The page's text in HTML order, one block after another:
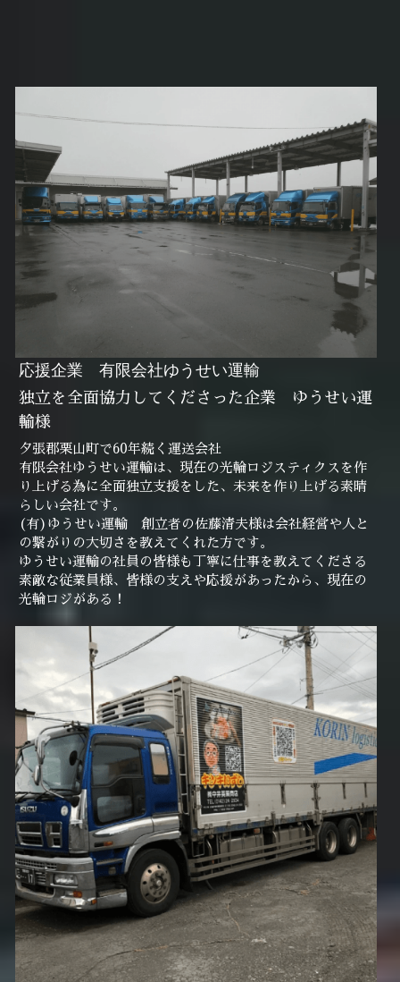
応援企業　有限会社ゆうせい運輸
独立を全面協力してくださった企業　ゆうせい運
輸様
夕張郡栗山町で60年続く運送会社
有限会社ゆうせい運輸は、現在の光輪ロジスティクスを作
り上げる為に全面独立支援をした、未来を作り上げる素晴
らしい会社です。
(有)ゆうせい運輸　創立者の佐藤清夫様は会社経営や人と
の繋がりの大切さを教えてくれた方です。
ゆうせい運輸の社員の皆様も丁寧に仕事を教えてくださる
素敵な従業員様、皆様の支えや応援があったから、現在の
光輪ロジがある！